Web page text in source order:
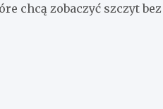
chcą zobaczyć szczyt bez